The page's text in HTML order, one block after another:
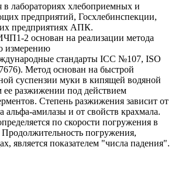
лабораториях хлебоприемных и
предприятий, Госхлебинспекции,
предприятиях АПК.
2 основан на реализации метода
измерению
стандарты ICC №107, ISO
Метод основан на быстрой
суспензии муки в кипящей водяной
разжижении под действием
Степень разжижения зависит от
альфа-амилазы и от свойств крахмала.
по скорости погружения в
погружения,
является показателем "числа падения".